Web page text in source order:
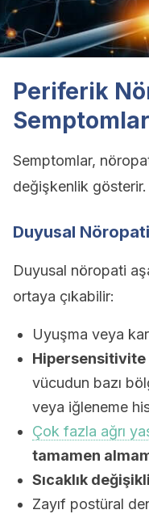
Periferik
Semptomlar,
değişkenlik gösterir.
Duyusal Nöropati
Duyusal nöropati
ortaya çıkabilir:
Uyuşma veya
Hipersensitivite
vücudun bazı
veya iğleneme
Çok fazla ağrı
tamamen
Sıcaklık
Zayıf postüral